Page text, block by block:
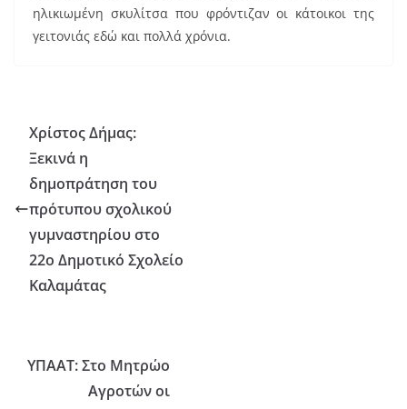
ηλικιωμένη σκυλίτσα που φρόντιζαν οι κάτοικοι της
γειτονιάς εδώ και πολλά χρόνια.
Χρίστος Δήμας:
Ξεκινά η
δημοπράτηση του
πρότυπου σχολικού
γυμναστηρίου στο
22ο Δημοτικό Σχολείο
Καλαμάτας
ΥΠΑΑΤ: Στο Μητρώο
Αγροτών οι